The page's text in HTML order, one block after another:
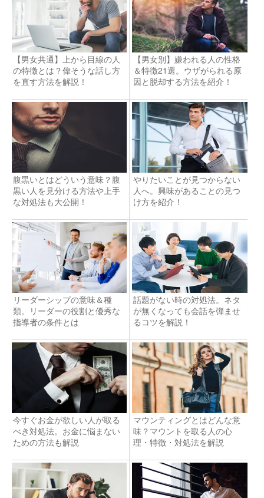
【男女共通】上から目線の人
の特徴とは？偉そうな話し方
を直す方法を解説！
【男女別】嫌われる人の性格
＆特徴21選。ウザがられる原
因と脱却する方法を紹介！
腹黒いとはどういう意味？腹
黒い人を見分ける方法や上手
な対処法も大公開！
やりたいことが見つからない
人へ。興味があることの見つ
け方を紹介！
リーダーシップの意味＆種
類。リーダーの役割と優秀な
指導者の条件とは
話題がない時の対処法。ネタ
が無くなっても会話を弾ませ
るコツを解説！
今すぐお金が欲しい人が取る
べき対処法。お金に悩まない
ための方法も解説
マウンティングとはどんな意
味？マウントを取る人の心
理・特徴・対処法を解説